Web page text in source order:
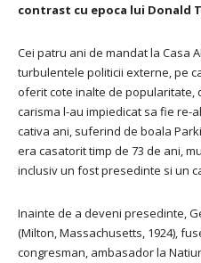
contrast cu epoca lui Donald
Cei patru ani de mandat la Casa
turbulentele politicii externe, pe
oferit cote inalte de popularitate,
carisma l-au impiedicat sa fie re-
cativa ani, suferind de boala
era casatorit timp de 73 de ani,
inclusiv un fost presedinte si un
Inainte de a deveni presedinte,
(Milton, Massachusetts, 1924),
congresman, ambasador la